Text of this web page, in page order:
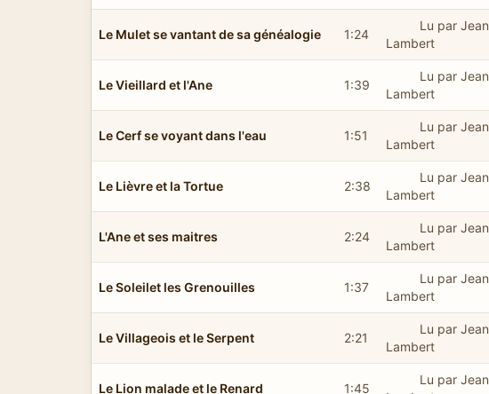
Le Mulet se vantant de sa généalogie 1:24
Lu par Jean
Lambert
Le Vieillard et l'Ane 1:39
Lu par Jean
Lambert
Le Cerf se voyant dans l'eau 1:51
Lu par Jean
Lambert
Le Lièvre et la Tortue 2:38
Lu par Jean
Lambert
L'Ane et ses maitres 2:24
Lu par Jean
Lambert
Le Soleilet les Grenouilles 1:37
Lu par Jean
Lambert
Le Villageois et le Serpent 2:21
Lu par Jean
Lambert
Le Lion malade et le Renard 1:45
Lu par Jean